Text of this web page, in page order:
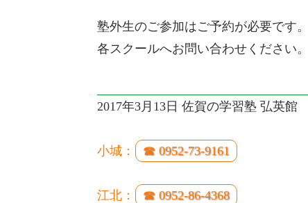
塾外生のご参加はご予約が必要です。
各スクールへお問い合わせください。
2017年3月13日 佐賀の学習塾 弘英館
小城： ☎ 0952-73-9161
江北： ☎ 0952-86-4368